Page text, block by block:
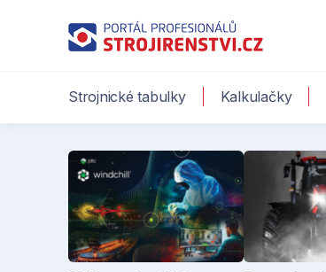
Strojnické tabulky Kalkulačky